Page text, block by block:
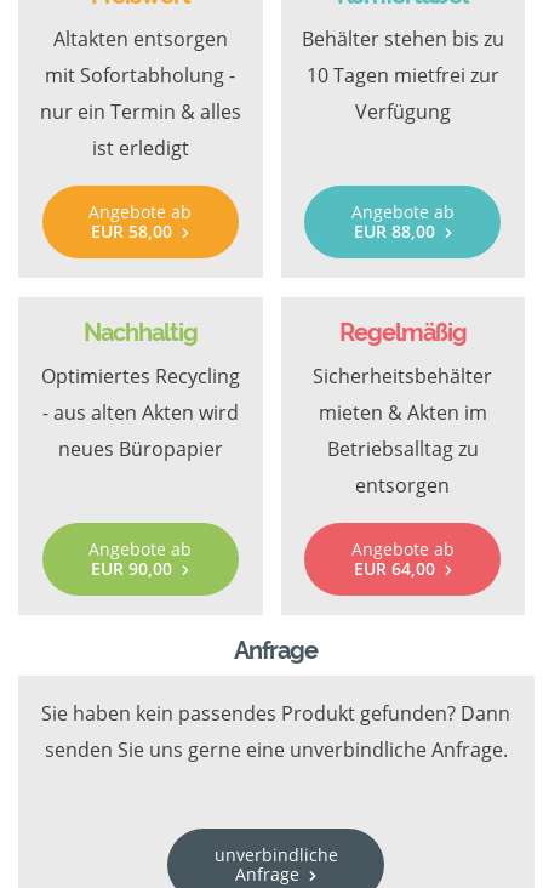
Altakten entsorgen
mit Sofortabholung -
nur ein Termin & alles
ist erledigt
Angebote ab
EUR 58,00
Behälter stehen bis zu
10 Tagen mietfrei zur
Verfügung
Angebote ab
EUR 88,00
Nachhaltig
Optimiertes Recycling
- aus alten Akten wird
neues Büropapier
Angebote ab
EUR 90,00
Regelmäßig
Sicherheitsbehälter
mieten & Akten im
Betriebsalltag zu
entsorgen
Angebote ab
EUR 64,00
Anfrage
Sie haben kein passendes Produkt gefunden? Dann
senden Sie uns gerne eine unverbindliche Anfrage.
unverbindliche
Anfrage